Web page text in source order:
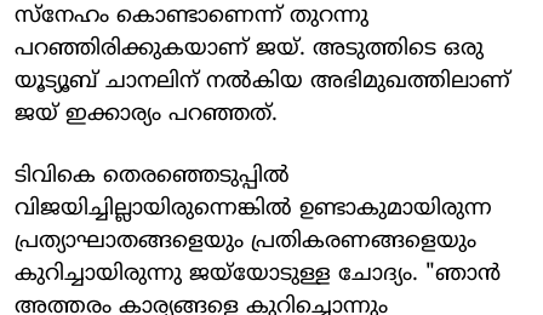
സ്നേഹം കൊണ്ടാണെന്ന് തുറന്നു
പറഞ്ഞിരിക്കുകയാണ് ജയ്. അടുത്തിടെ ഒരു
യൂട്യൂബ് ചാനലിന് നൽകിയ അഭിമുഖത്തിലാണ്
ജയ് ഇക്കാര്യം പറഞ്ഞത്.
ടിവികെ തെരഞ്ഞെടുപ്പിൽ
വിജയിച്ചില്ലായിരുന്നെങ്കിൽ ഉണ്ടാകുമായിരുന്ന
പ്രത്യാഘാതങ്ങളെയും പ്രതികരണങ്ങളെയും
കുറിച്ചായിരുന്നു ജയ്‌യോടുള്ള ചോദ്യം. "ഞാൻ
അത്തരം കാര്യങ്ങളെ കുറിച്ചൊന്നും